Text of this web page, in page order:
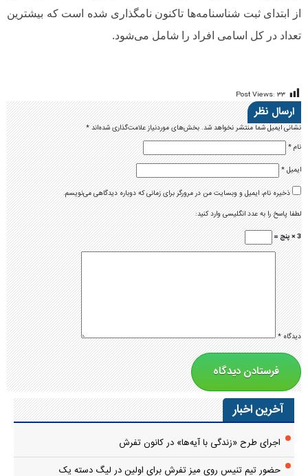
از ابتدای ثبت شناسنامه‌ها تاکنون نامگذاری شده است که بیشترین
تعداد در کل اسامی افراد را شامل می‌شود.
Post Views: ۳۳
ارسال نظر
نشانی ایمیل شما منتشر نخواهد شد.بخش‌های موردنیاز علامت‌گذاری شده‌اند*
نام*
ایمیل*
ذخیره نام، ایمیل و وبسایت من در مرورگر برای زمانی که دوباره دیدگاهی می‌نویسم.
لطفا پاسخ را به عدد انگلیسی وارد کنید:
3 × پنج =
دیدگاه*
آخرین اخبار
اجرای طرح «زندگی با آیه‌ها» در کانون تفرش
حضور تیم تنیس روی میز تفرش برای اولین در لیگ دسته یک